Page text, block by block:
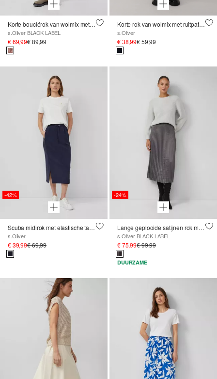
Korte bouclérok van wolmix met glittergaren
s.Oliver BLACK LABEL
€ 69,99€ 89,99
Korte rok van wolmix met ruitpatroon
s.Oliver
€ 38,99€ 59,99
-42%
Scuba midirok met elastische tailleband
s.Oliver
€ 39,99€ 69,99
-24%
Lange geplooide satijnen rok met elastische tailleband
s.Oliver BLACK LABEL
€ 75,99€ 99,99
DUURZAME